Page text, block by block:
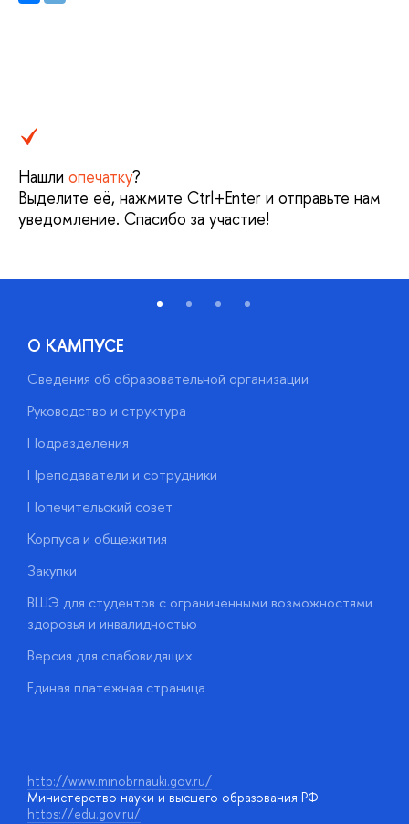
Нашли опечатку?
Выделите её, нажмите Ctrl+Enter и отправьте нам
уведомление. Спасибо за участие!
О КАМПУСЕ
Сведения об образовательной организации
Руководство и структура
Подразделения
Преподаватели и сотрудники
Попечительский совет
Корпуса и общежития
Закупки
ВШЭ для студентов с ограниченными возможностями
здоровья и инвалидностью
Версия для слабовидящих
Единая платежная страница
http://www.minobrnauki.gov.ru/
Министерство науки и высшего образования РФ
https://edu.gov.ru/